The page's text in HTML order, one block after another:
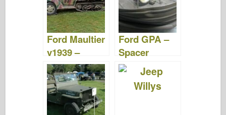
Ford Maultier
v1939 –
Spacer
Ford GPA –
Spacer